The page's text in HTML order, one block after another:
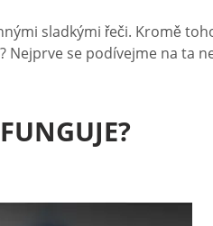
sladkými řeči. Kromě
se podívejme na ta